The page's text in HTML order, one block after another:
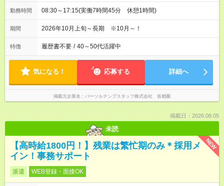
勤務時間 08:30～17:15(実働7時間45分 休憩1時間)
期間 2026年10月上旬～長期 ※10月～！
特徴 履歴書不要 / 40～50代活躍中
気になる！ 応募する 詳細へ
掲載元企業名 パーソルテンプスタッフ株式会社 首都圏
掲載日：2026.08.05
未読
NEW
【高時給1800円！】残業は繁忙期のみ＊採用メ
イン！事務サポート
派遣 WEB登録・面接OK